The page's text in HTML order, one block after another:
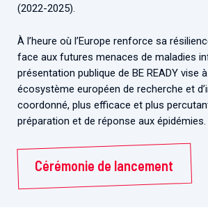
(2022-2025).
À l’heure où l’Europe renforce sa
face aux futures menaces de maladies
présentation publique de BE READY vise
écosystème européen de recherche et
coordonné, plus efficace et plus
préparation et de réponse aux épidémies.
Cérémonie de lancement